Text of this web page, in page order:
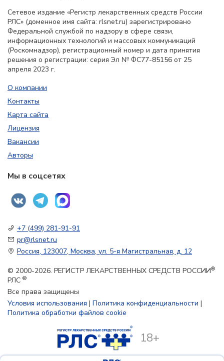
Сетевое издание «Регистр лекарственных средств России
РЛС» (доменное имя сайта: rlsnet.ru) зарегистрировано
Федеральной службой по надзору в сфере связи,
информационных технологий и массовых коммуникаций
(Роскомнадзор), регистрационный номер и дата принятия
решения о регистрации: серия Эл № ФС77-85156 от 25
апреля 2023 г.
О компании
Контакты
Карта сайта
Лицензия
Вакансии
Авторы
Мы в соцсетях
+7 (499) 281-91-91
pr@rlsnet.ru
Россия, 123007, Москва, ул. 5-я Магистральная, д. 12
© 2000-2026. РЕГИСТР ЛЕКАРСТВЕННЫХ СРЕДСТВ РОССИИ®
РЛС ®
Все права защищены
Условия использования | Политика конфиденциальности |
Политика обработки файлов cookie
18+